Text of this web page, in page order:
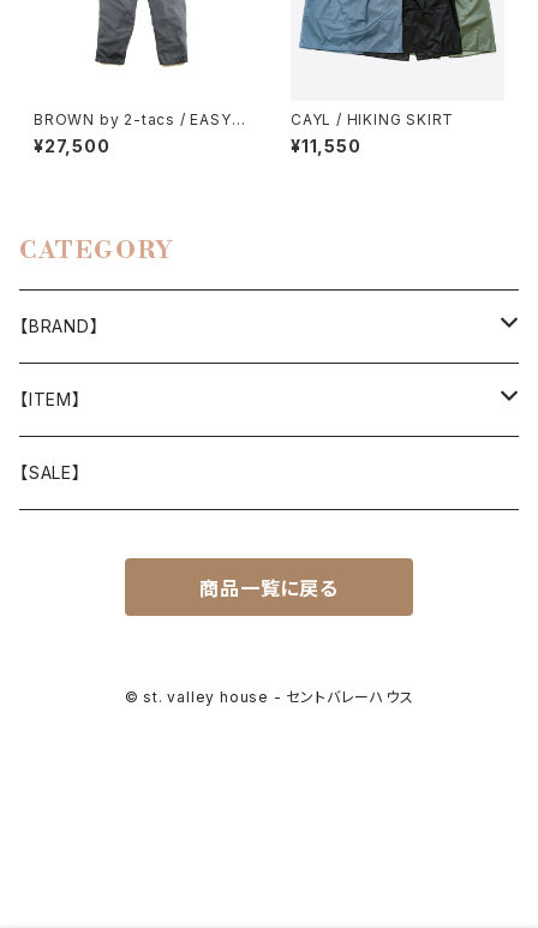
BROWN by 2-tacs / EASY P
ANTS
¥27,500
CAYL / HIKING SKIRT
¥11,550
CATEGORY
【BRAND】
山と道
T-SHIRT
迷迭香
Akihiro Wood Works
【ITEM】
WEAR
【SALE】
商品一覧に戻る
© st. valley house - セントバレーハウス